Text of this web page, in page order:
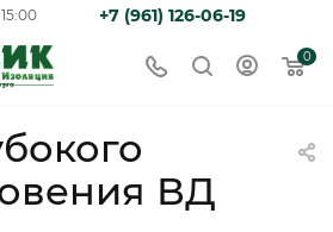
+7 (961) 126-06-19
0
ВД